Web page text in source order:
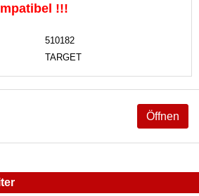
!!!
510182
TARGET
Öffnen